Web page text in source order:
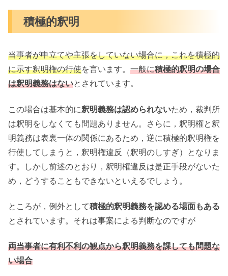
積極的釈明
当事者が申立てや主張をしていない場合に，これを積極的
に示す釈明権の行使を言います。 一般に積極的釈明の場合
は釈明義務はないとされています。
この場合は基本的に釈明義務は認められないため，裁判所
は釈明をしなくても問題ありません。さらに，釈明権と釈
明義務は表裏一体の関係にあるため，逆に積極的釈明権を
行使してしまうと，釈明権違反（釈明のしすぎ）となりま
す。しかし前述のとおり，釈明権違反は是正手段がないた
め，どうすることもできないといえるでしょう。
ところが，例外として積極的釈明義務を認める場面もある
とされています。それは事案による判断なのですが
両当事者に有利不利の観点から釈明義務を課しても問題な
い場合